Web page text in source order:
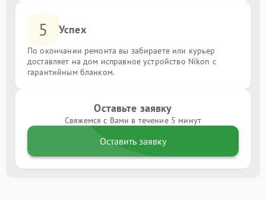
5 Успех
По окончании ремонта вы забираете или курьер
доставляет на дом исправное устройство Nikon с
гарантийным бланком.
Оставьте заявку
Свяжемся с Вами в течение 5 минут
Оставить заявку